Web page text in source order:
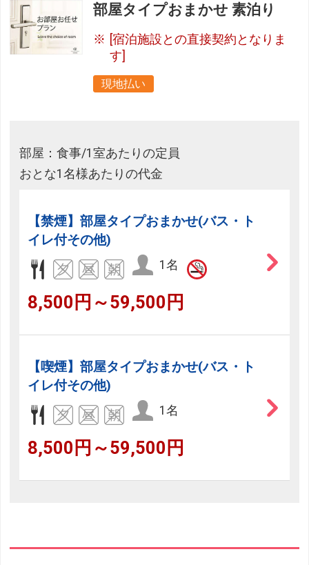
部屋タイプおまかせ 素泊り
[宿泊施設との直接契約となりま
す]
現地払い
部屋：食事/1室あたりの定員
おとな1名様あたりの代金
【禁煙】部屋タイプおまかせ(バス・ト
イレ付その他)
1名
8,500円～59,500円
【喫煙】部屋タイプおまかせ(バス・ト
イレ付その他)
1名
8,500円～59,500円